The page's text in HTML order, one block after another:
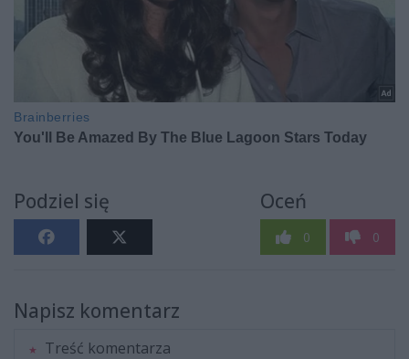
Podziel się Oceń
0 0
Napisz komentarz
Treść komentarza